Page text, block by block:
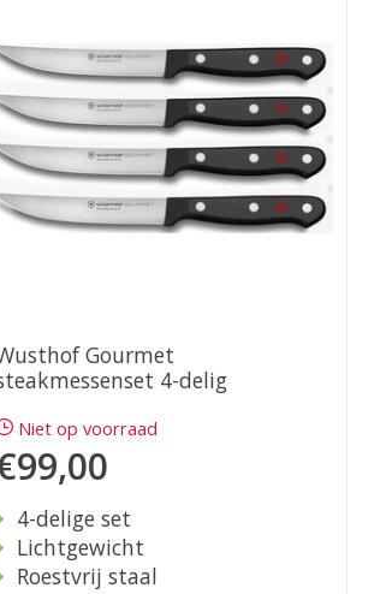
Gourmet
4-delig
Niet op voorraad
4-delige set
Lichtgewicht
Roestvrij staal